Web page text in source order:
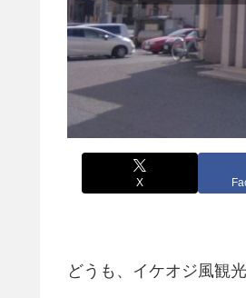
X
どうも、イケオジ風観